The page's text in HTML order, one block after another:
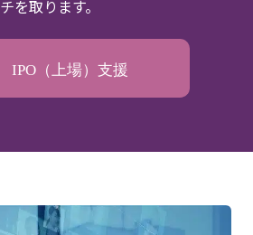
を取ります。
IPO（上場）支援